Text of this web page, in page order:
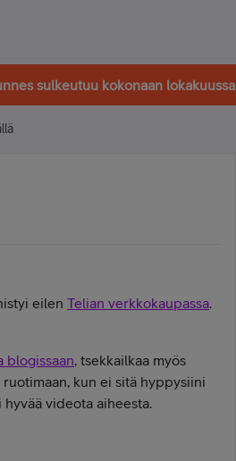
sulkeutuu kokonaan lokakuussa
eilen Telian verkkokaupassa.
blogissaan, tsekkailkaa myös
kun ei sitä hyppysiini
videota aiheesta.